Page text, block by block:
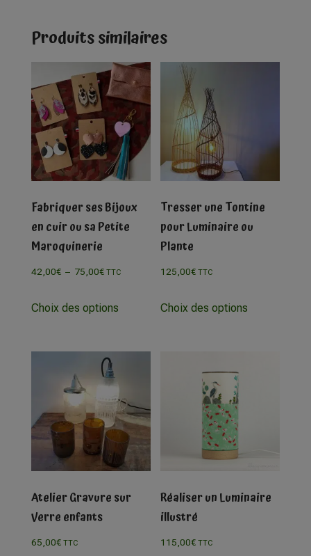
Produits similaires
Fabriquer ses Bijoux
en cuir ou sa Petite
Maroquinerie
42,00€ – 75,00€ TTC
Choix des options
Tresser une Tontine
pour Luminaire ou
Plante
125,00€ TTC
Choix des options
Atelier Gravure sur
Verre enfants
65,00€ TTC
Réaliser un Luminaire
illustré
115,00€ TTC